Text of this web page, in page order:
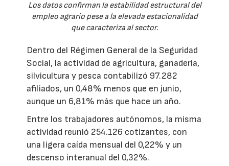
Los datos confirman la estabilidad estructural del
empleo agrario pese a la elevada estacionalidad
que caracteriza al sector.
Dentro del Régimen General de la Seguridad
Social, la actividad de agricultura, ganadería,
silvicultura y pesca contabilizó 97.282
afiliados, un 0,48% menos que en junio,
aunque un 6,81% más que hace un año.
Entre los trabajadores autónomos, la misma
actividad reunió 254.126 cotizantes, con
una ligera caída mensual del 0,22% y un
descenso interanual del 0,32%.